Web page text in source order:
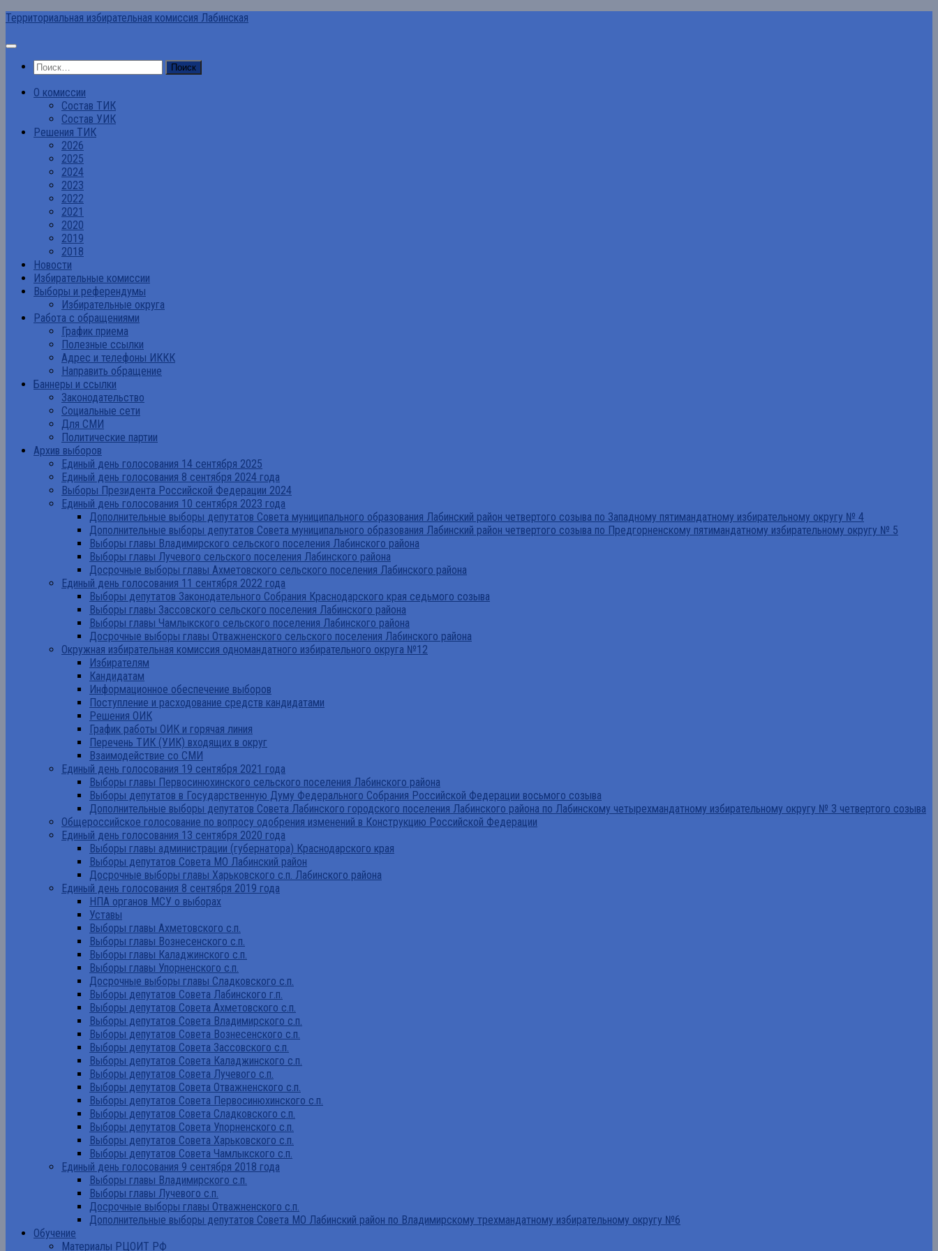
Перейти
содержимому
Территориальная избирательная комиссия Лабинская
Найти:
О комиссии
Состав ТИК
Состав УИК
Решения ТИК
2026
2025
2024
2023
2022
2021
2020
2019
2018
Новости
Избирательные комиссии
Выборы и референдумы
Избирательные округа
Работа с обращениями
График приема
Полезные ссылки
Адрес и телефоны ИККК
Направить обращение
Баннеры и ссылки
Законодательство
Социальные сети
Для СМИ
Политические партии
Архив выборов
Единый день голосования 14 сентября 2025
Единый день голосования 8 сентября 2024 года
Выборы Президента Российской Федерации 2024
Единый день голосования 10 сентября 2023 года
Дополнительные выборы депутатов Совета муниципального образования Лабинский район четвертого созыва по Западному пятимандатному избирательному округу № 4
Дополнительные выборы депутатов Совета муниципального образования Лабинский район четвертого созыва по Предгорненскому пятимандатному избирательному округу № 5
Выборы главы Владимирского сельского поселения Лабинского района
Выборы главы Лучевого сельского поселения Лабинского района
Досрочные выборы главы Ахметовского сельского поселения Лабинского района
Единый день голосования 11 сентября 2022 года
Выборы депутатов Законодательного Собрания Краснодарского края седьмого созыва
Выборы главы Зассовского сельского поселения Лабинского района
Выборы главы Чамлыкского сельского поселения Лабинского района
Досрочные выборы главы Отважненского сельского поселения Лабинского района
Окружная избирательная комиссия одномандатного избирательного округа №12
Избирателям
Кандидатам
Информационное обеспечение выборов
Поступление и расходование средств кандидатами
Решения ОИК
График работы ОИК и горячая линия
Перечень ТИК (УИК) входящих в округ
Взаимодействие со СМИ
Единый день голосования 19 сентября 2021 года
Выборы главы Первосинюхинского сельского поселения Лабинского района
Выборы депутатов в Государственную Думу Федерального Собрания Российской Федерации восьмого созыва
Дополнительные выборы депутатов Совета Лабинского городского поселения Лабинского района по Лабинскому четырехмандатному избирательному округу № 3 четвертого созыва
Общероссийское голосование по вопросу одобрения изменений в Конструкцию Российской Федерации
Единый день голосования 13 сентября 2020 года
Выборы главы администрации (губернатора) Краснодарского края
Выборы депутатов Совета МО Лабинский район
Досрочные выборы главы Харьковского с.п. Лабинского района
Единый день голосования 8 сентября 2019 года
НПА органов МСУ о выборах
Уставы
Выборы главы Ахметовского с.п.
Выборы главы Вознесенского с.п.
Выборы главы Каладжинского с.п.
Выборы главы Упорненского с.п.
Досрочные выборы главы Сладковского с.п.
Выборы депутатов Совета Лабинского г.п.
Выборы депутатов Совета Ахметовского с.п.
Выборы депутатов Совета Владимирского с.п.
Выборы депутатов Совета Вознесенского с.п.
Выборы депутатов Совета Зассовского с.п.
Выборы депутатов Совета Каладжинского с.п.
Выборы депутатов Совета Лучевого с.п.
Выборы депутатов Совета Отважненского с.п.
Выборы депутатов Совета Первосинюхинского с.п.
Выборы депутатов Совета Сладковского с.п.
Выборы депутатов Совета Упорненского с.п.
Выборы депутатов Совета Харьковского с.п.
Выборы депутатов Совета Чамлыкского с.п.
Единый день голосования 9 сентября 2018 года
Выборы главы Владимирского с.п.
Выборы главы Лучевого с.п.
Досрочные выборы главы Отважненского с.п.
Дополнительные выборы депутатов Совета МО Лабинский район по Владимирскому трехмандатному избирательному округу №6
Обучение
Материалы РЦОИТ РФ